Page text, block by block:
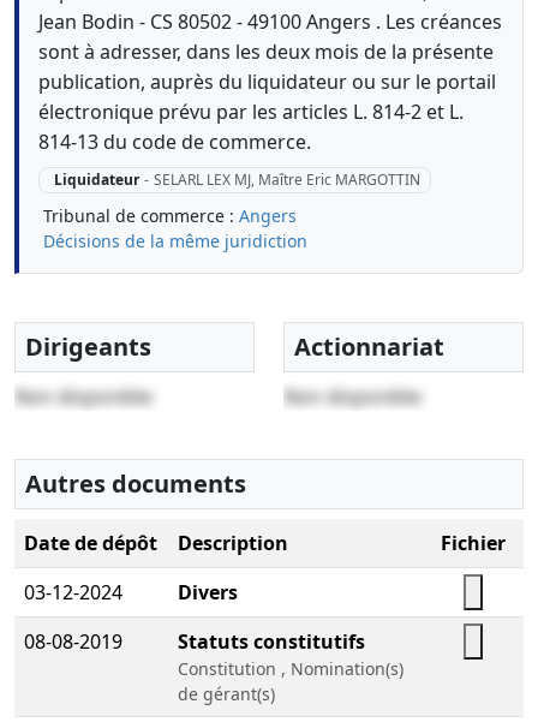
Jean Bodin - CS 80502 - 49100 Angers . Les créances
sont à adresser, dans les deux mois de la présente
publication, auprès du liquidateur ou sur le portail
électronique prévu par les articles L. 814-2 et L.
814-13 du code de commerce.
Liquidateur - SELARL LEX MJ, Maître Eric MARGOTTIN
Tribunal de commerce : Angers
Décisions de la même juridiction
Dirigeants
Non disponible
Actionnariat
Non disponible
Autres documents
Date de dépôt Description
Fichier
03-12-2024
Divers
08-08-2019
Statuts constitutifs
Constitution , Nomination(s)
de gérant(s)